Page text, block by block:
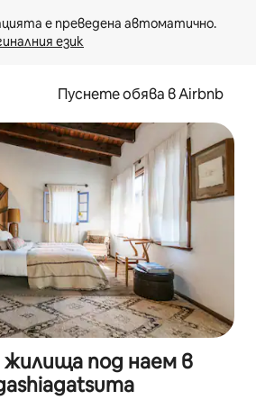
език
Пуснете обява в Airbnb
жилища под наем в